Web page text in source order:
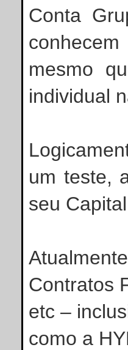
Conta
mesmo
individual
um teste,
seu
Contratos
etc –
como a